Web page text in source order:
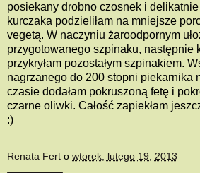
posiekany drobno czosnek i delikatnie
kurczaka podzieliłam na mniejsze
vegetą. W naczyniu żaroodpornym
przygotowanego szpinaku, następnie
przykryłam pozostałym szpinakiem.
nagrzanego do 200 stopni piekarnika
czasie dodałam pokruszoną fetę i
czarne oliwki. Całość zapiekłam
:)
Renata Fert o wtorek, lutego 19, 2013